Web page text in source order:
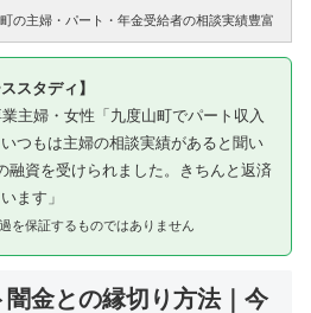
の主婦・パート・年金受給者の相談実績豊富
スタディ】
主婦・女性「九度山町でパート収入
つもは主婦の相談実績があると聞い
融資を受けられました。きちんと返済
ます」
を保証するものではありません
金との縁切り方法｜今